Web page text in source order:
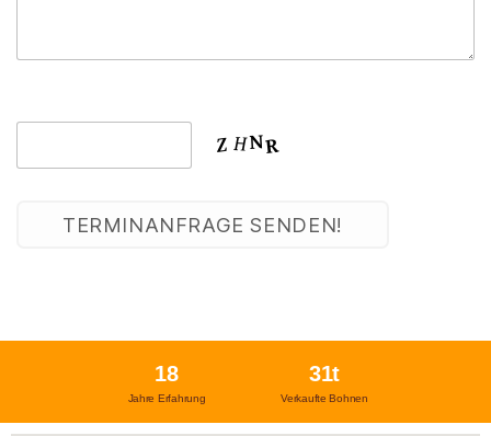
Jahre Erfahrung
18
Verkaufte Bohnen
31t